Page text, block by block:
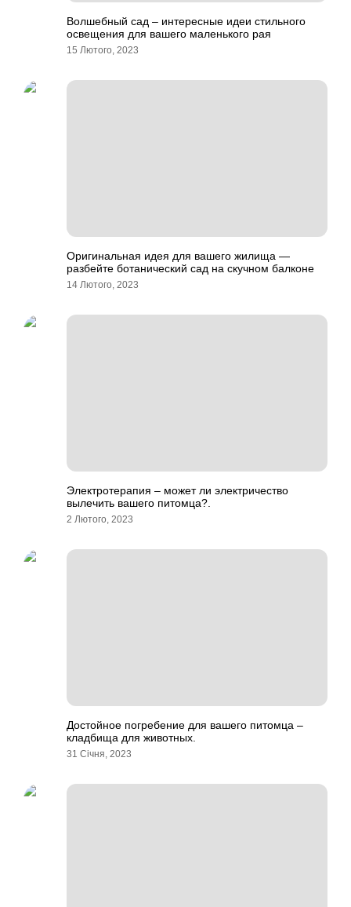
Волшебный сад – интересные идеи стильного
освещения для вашего маленького рая
15 Лютого, 2023
Оригинальная идея для вашего жилища —
разбейте ботанический сад на скучном балконе
14 Лютого, 2023
Электротерапия – может ли электричество
вылечить вашего питомца?.
2 Лютого, 2023
Достойное погребение для вашего питомца –
кладбища для животных.
31 Січня, 2023